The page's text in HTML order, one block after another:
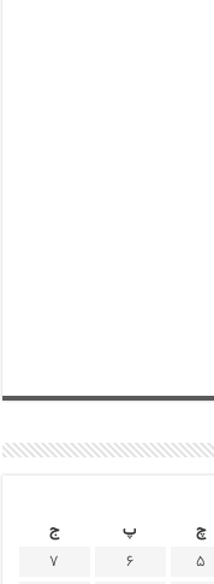
چ پ
ج
5
6
7